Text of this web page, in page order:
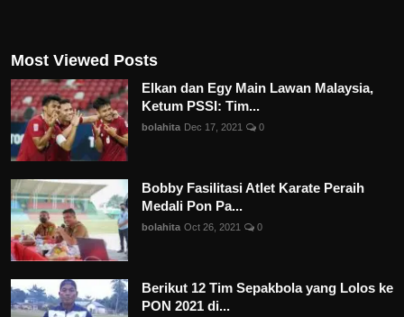
Most Viewed Posts
Elkan dan Egy Main Lawan Malaysia,
Ketum PSSI: Tim...
bolahita Dec 17, 2021 0
Bobby Fasilitasi Atlet Karate Peraih
Medali Pon Pa...
bolahita Oct 26, 2021 0
Berikut 12 Tim Sepakbola yang Lolos ke
PON 2021 di...